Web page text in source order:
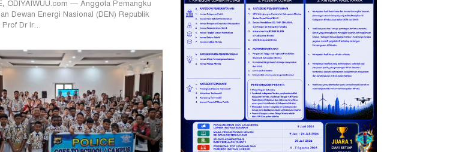
ODIYAIWUU.com — Anggota Pemangku
Dewan Energi Nasional (DEN) Republik
Prof Dr Ir…